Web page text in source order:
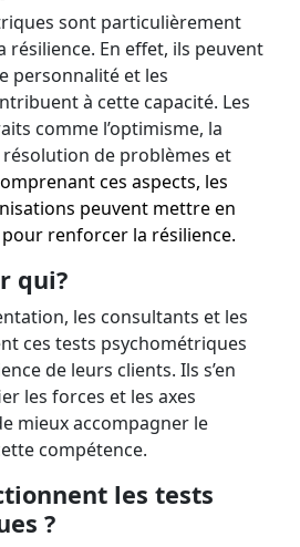
sont particulièrement
résilience. En effet, ils peuvent
personnalité et les
à cette capacité. Les
comme l’optimisme, la
de problèmes et
ces aspects, les
peuvent mettre en
renforcer la résilience.
qui?
les consultants et les
ces tests psychométriques
de leurs clients. Ils s’en
les forces et les axes
mieux accompagner le
compétence.
les tests
?